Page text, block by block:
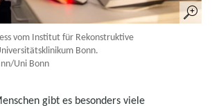
vom Institut für Rekonstruktive
Bonn.
Uni Bonn
gibt es besonders viele